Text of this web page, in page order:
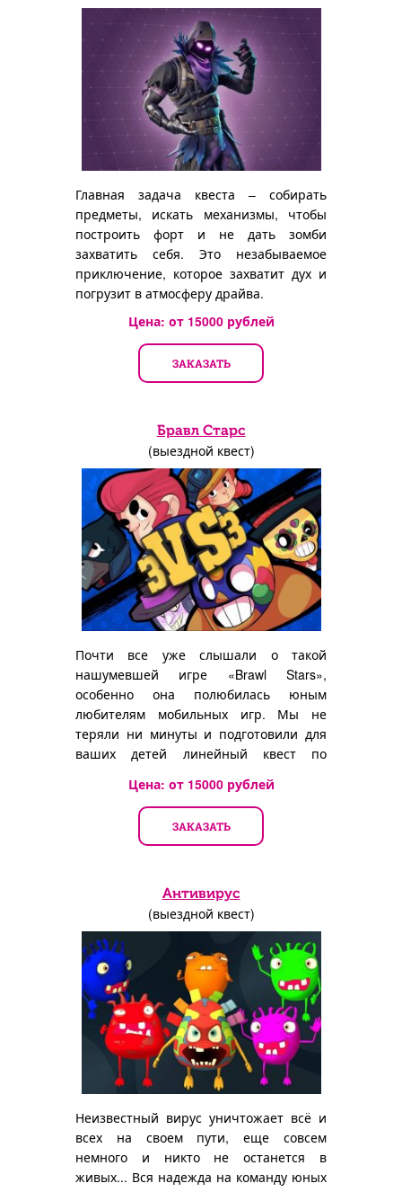
Главная задача квеста – собирать
предметы, искать механизмы, чтобы
построить форт и не дать зомби
захватить себя. Это незабываемое
приключение, которое захватит дух и
погрузит в атмосферу драйва.
Цена: от 15000рублей
ЗАКАЗАТЬ
Бравл Старс
(выездной квест)
Почти все уже слышали о такой
нашумевшей игре «Brawl Stars»,
особенно она полюбилась юным
любителям мобильных игр. Мы не
теряли ни минуты и подготовили для
ваших детей линейный квест по
Цена: от 15000рублей
ЗАКАЗАТЬ
Антивирус
(выездной квест)
Неизвестный вирус уничтожает всё и
всех на своем пути, еще совсем
немного и никто не останется в
живых... Вся надежда на команду юных